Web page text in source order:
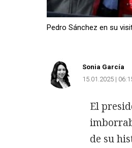
Pedro Sánchez en su
Sonia García
15.01.2025 |
El
de su